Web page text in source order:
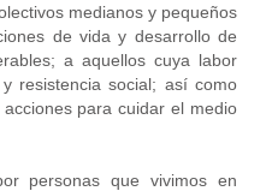
medianos y pequeños
de vida y desarrollo de
a aquellos cuya labor
resistencia social; así como
para cuidar el medio
personas que vivimos en